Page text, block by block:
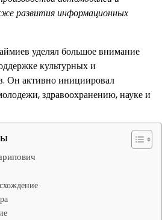
развития информационных
уделял большое внимание
культурных и
Он активно инициировал
здравоохранению, науке и